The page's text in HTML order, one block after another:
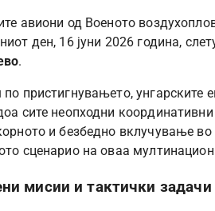
авиони од Военото
ден, 16 јуни 2026 година,
.
пристигнувањето, унгарските
сите неопходни
и безбедно вклучување во
сценарио на оваа
мисии и тактички задачи